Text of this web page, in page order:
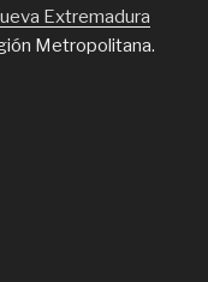
Extremadura
Metropolitana.